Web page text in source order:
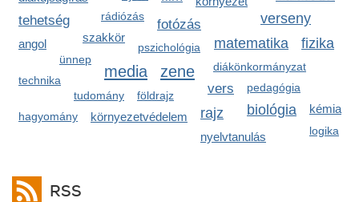
verseny
tehetség rádiózás
fotózás
matematika
szakkör fizika
angol
pszichológia
ünnep
diákönkormányzat
media
technika zene
vers pedagógia
tudomány földrajz
biológia
hagyomány környezetvédelem
kémia
rajz
logika
nyelvtanulás
RSS